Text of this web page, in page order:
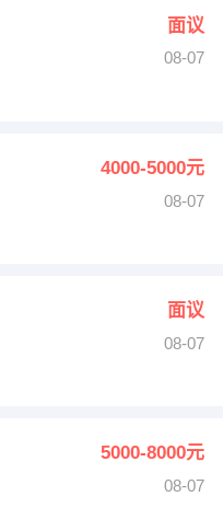
面议
08-07
4000-5000元
08-07
面议
08-07
5000-8000元
08-07